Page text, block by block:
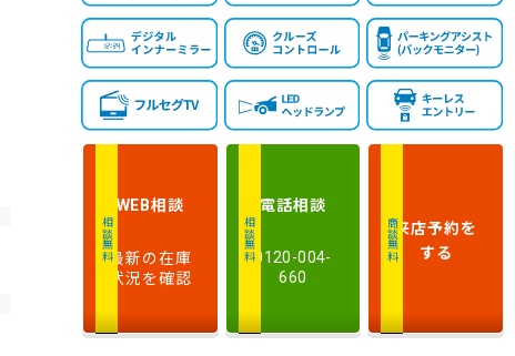
相談無料
WEB相談
最新の在庫
状況を確認
相談無料
電話相談
0120-004-
660
商談無料来店予約を
する